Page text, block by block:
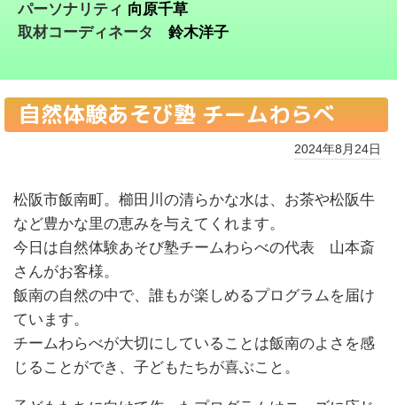
パーソナリティ 向原千草
取材コーディネータ 鈴木洋子
自然体験あそび塾 チームわらべ
2024年8月24日
松阪市飯南町。櫛田川の清らかな水は、お茶や松阪牛
など豊かな里の恵みを与えてくれます。
今日は自然体験あそび塾チームわらべの代表 山本斎
さんがお客様。
飯南の自然の中で、誰もが楽しめるプログラムを届け
ています。
チームわらべが大切にしていることは飯南のよさを感
じることができ、子どもたちが喜ぶこと。